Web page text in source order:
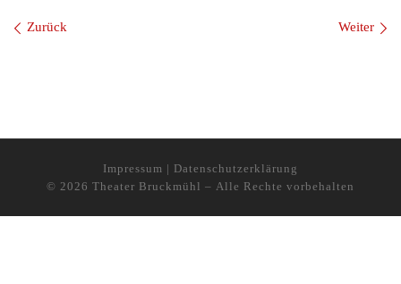
Bilder Navigation
Zurück Weiter
Impressum | Datenschutzerklärung
© 2026 Theater Bruckmühl – Alle Rechte vorbehalten